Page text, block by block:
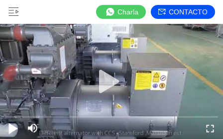
Charla CONTACTO